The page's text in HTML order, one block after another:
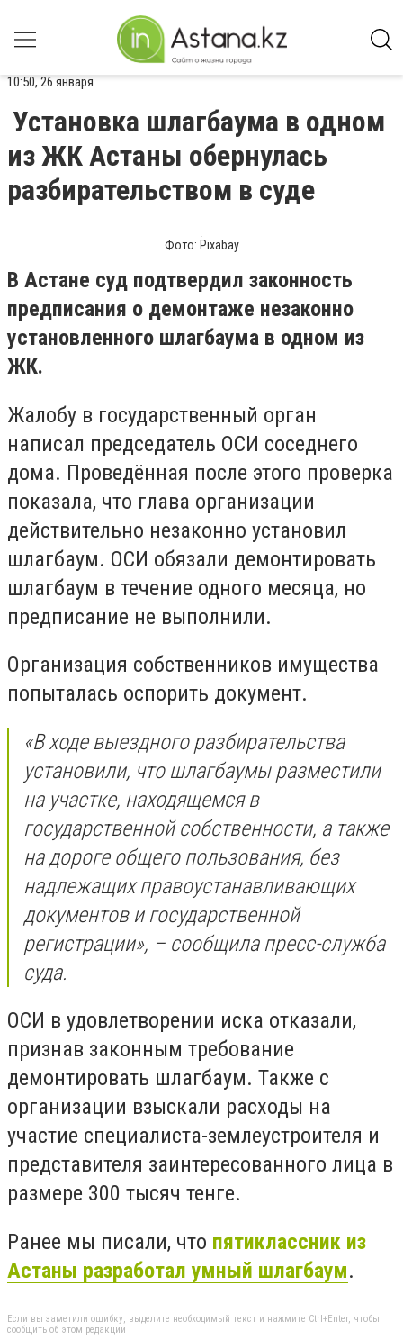
10:50, 26 января
Установка шлагбаума в одном
из ЖК Астаны обернулась
разбирательством в суде
Фото: Pixabay
В Астане суд подтвердил законность
предписания о демонтаже незаконно
установленного шлагбаума в одном из
ЖК.
Жалобу в государственный орган
написал председатель ОСИ соседнего
дома. Проведённая после этого проверка
показала, что глава организации
действительно незаконно установил
шлагбаум. ОСИ обязали демонтировать
шлагбаум в течение одного месяца, но
предписание не выполнили.
Организация собственников имущества
попыталась оспорить документ.
«В ходе выездного разбирательства
установили, что шлагбаумы разместили
на участке, находящемся в
государственной собственности, а также
на дороге общего пользования, без
надлежащих правоустанавливающих
документов и государственной
регистрации», – сообщила пресс-служба
суда.
ОСИ в удовлетворении иска отказали,
признав законным требование
демонтировать шлагбаум. Также с
организации взыскали расходы на
участие специалиста-землеустроителя и
представителя заинтересованного лица в
размере 300 тысяч тенге.
Ранее мы писали, что пятиклассник из
Астаны разработал умный шлагбаум.
Если вы заметили ошибку, выделите необходимый текст и нажмите Ctrl+Enter, чтобы
сообщить об этом редакции